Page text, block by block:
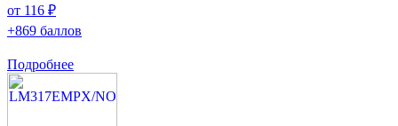
от 116 ₽
+869 баллов
Подробнее